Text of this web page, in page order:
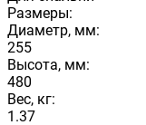
Размеры:
Диаметр, мм:
255
Высота, мм:
480
Вес, кг:
1.37